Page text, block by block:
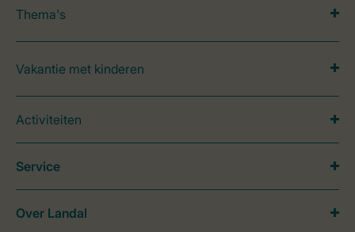
Thema's
Vakantie met kinderen
Activiteiten
Service
Over Landal